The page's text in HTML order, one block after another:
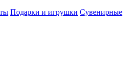
Подарки и игрушки Сувенирные